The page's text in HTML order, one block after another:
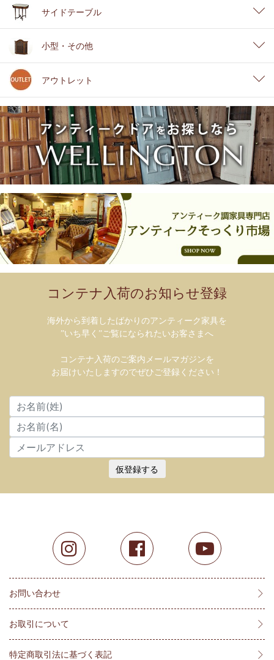
サイドテーブル
小型・その他
アウトレット
コンテナ入荷のお知らせ登録
海外から到着したばかりのアンティーク家具を
”いち早く”ご覧になられたいお客さまへ
コンテナ入荷のご案内メールマガジンを
お届けいたしますのでぜひご登録ください！
仮登録する
お問い合わせ
お取引について
特定商取引法に基づく表記